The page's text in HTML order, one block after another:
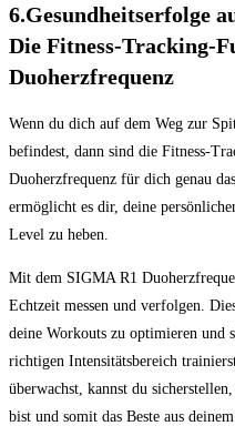
6.Gesundheitserfolge
Die Fitness-Tracking-
Duoherzfrequenz
Wenn du dich auf dem Weg zur
befindest, dann sind die Fitness-
Duoherzfrequenz für dich genau
ermöglicht es dir, deine
Level zu heben.
Mit dem SIGMA R1
Echtzeit messen und verfolgen.
deine Workouts zu optimieren und
richtigen Intensitätsbereich
überwachst, kannst du
bist und somit das Beste aus